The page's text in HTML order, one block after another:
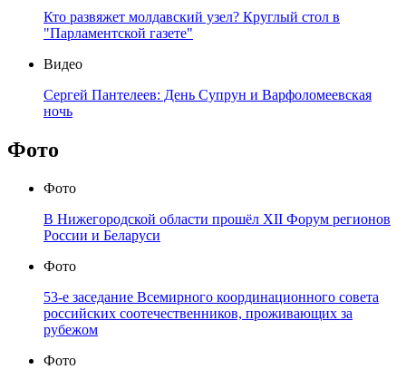
Кто развяжет молдавский узел? Круглый стол в
"Парламентской газете"
Видео
Сергей Пантелеев: День Супрун и Варфоломеевская
ночь
Фото
Фото
В Нижегородской области прошёл XII Форум регионов
России и Беларуси
Фото
53-е заседание Всемирного координационного совета
российских соотечественников, проживающих за
рубежом
Фото